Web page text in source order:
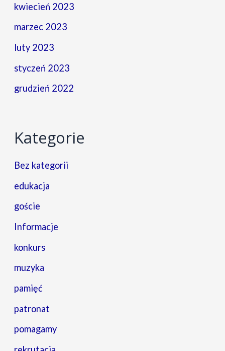
kwiecień 2023
marzec 2023
luty 2023
styczeń 2023
grudzień 2022
Kategorie
Bez kategorii
edukacja
goście
Informacje
konkurs
muzyka
pamięć
patronat
pomagamy